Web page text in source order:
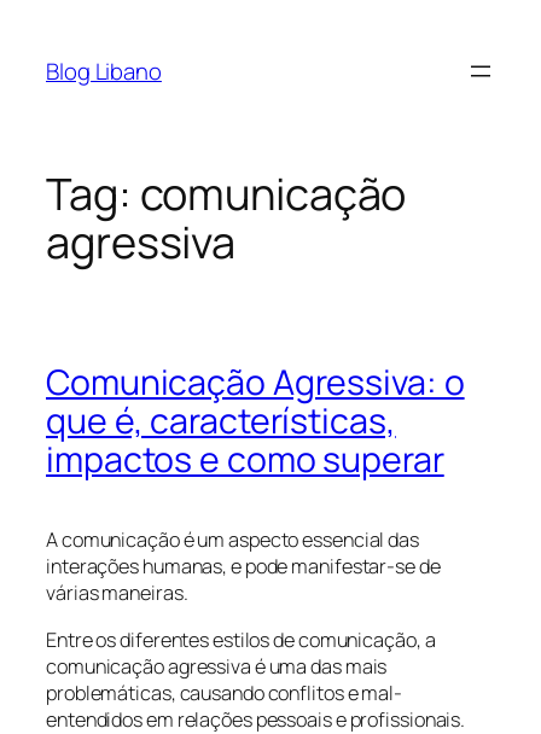
Blog Libano
Tag: comunicação
agressiva
Comunicação Agressiva: o
que é, características,
impactos e como superar
A comunicação é um aspecto essencial das
interações humanas, e pode manifestar-se de
várias maneiras.
Entre os diferentes estilos de comunicação, a
comunicação agressiva é uma das mais
problemáticas, causando conflitos e mal-
entendidos em relações pessoais e profissionais.